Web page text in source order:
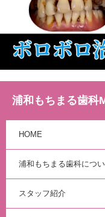
浦和もちまる歯科
HOME
浦和もちまる歯科につ
スタッフ紹介